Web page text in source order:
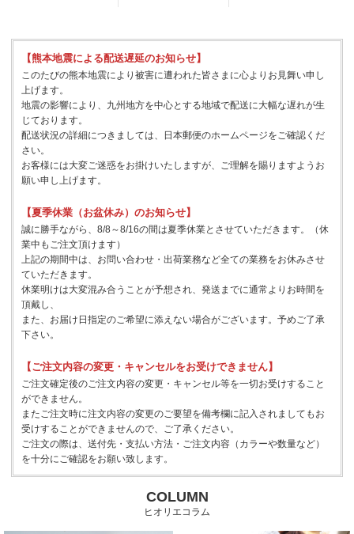
【熊本地震による配送遅延のお知らせ】
このたびの熊本地震により被害に遭われた皆さまに心よりお見舞い申し
上げます。
地震の影響により、九州地方を中心とする地域で配送に大幅な遅れが生
じております。
配送状況の詳細につきましては、日本郵便のホームページをご確認くだ
さい。
お客様には大変ご迷惑をお掛けいたしますが、ご理解を賜りますようお
願い申し上げます。
【夏季休業（お盆休み）のお知らせ】
誠に勝手ながら、8/8～8/16の間は夏季休業とさせていただきます。（休
業中もご注文頂けます）
上記の期間中は、お問い合わせ・出荷業務など全ての業務をお休みさせ
ていただきます。
休業明けは大変混み合うことが予想され、発送までに通常よりお時間を
頂戴し、
また、お届け日指定のご希望に添えない場合がございます。予めご了承
下さい。
【ご注文内容の変更・キャンセルをお受けできません】
ご注文確定後のご注文内容の変更・キャンセル等を一切お受けすること
ができません。
またご注文時に注文内容の変更のご要望を備考欄に記入されましてもお
受けすることができませんので、ご了承ください。
ご注文の際は、送付先・支払い方法・ご注文内容（カラーや数量など）
を十分にご確認をお願い致します。
COLUMN
ヒオリエコラム